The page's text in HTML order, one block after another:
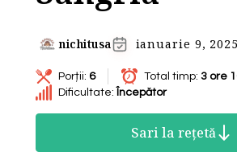
nichitusa ianuarie 9, 2025
Porții: 6 Total timp: 3 ore
Dificultate: Începător
Sari la rețetă